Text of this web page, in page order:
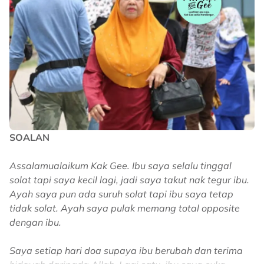
gaun hitam kelihatan sangat teruja menerima kejutan
demi kejutan daripada ibunya.
"Saja buat-buat lupa birthday anak…
“Masa birthday dia, dua kali dia datang tunggu Mama
wish… tapi Mama buat tak tahu je. Sorry sayang,"
katanya.
Ada yang memuji kasih sayang Farhana yang tidak
mengecam, mendakwa ia sekadar aksi menunjuk
kekayaan yang tidak sesuai untuk tontonan umum.
"Alhamdulillah rezeki anak. anak aku cuma dapat
chiller je," tulis Aeril Zafrel.
"Not to be rude, tapi tak ke try hard sangat nak
SOALAN
Assalamualaikum Kak Gee. Ibu saya selalu tinggal
solat tapi saya kecil lagi, jadi saya takut nak tegur ibu.
Ayah saya pun ada suruh solat tapi ibu saya tetap
tidak solat. Ayah saya pulak memang total opposite
dengan ibu.
Saya setiap hari doa supaya ibu berubah dan terima